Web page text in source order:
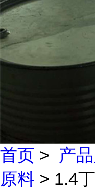
首页 > 产
原料 > 1.4